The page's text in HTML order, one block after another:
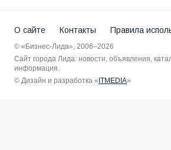
О сайте Контакты Правила
© «Бизнес-Лида», 2006–2026
Сайт города Лида: новости, объявления,
информация.
© Дизайн и разработка «ITMEDIA»